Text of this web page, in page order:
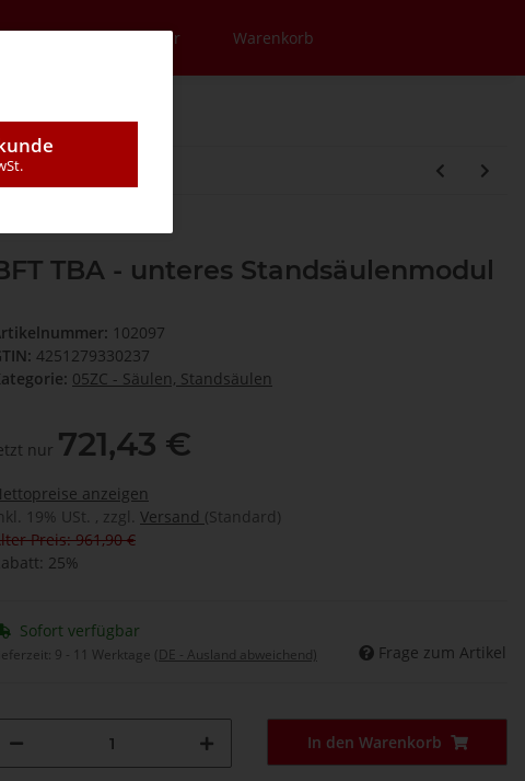
Newsletter Warenkorb
TBA - unteres Standsäulenmodul
102097
4251279330237
05ZC - Säulen, Standsäulen
nur 721,43 €
anzeigen
19% USt. , zzgl. Versand (Standard)
Preis: 961,90 €
25%
Sofort verfügbar
9 - 11 Werktage (DE - Ausland abweichend) Frage zum Artikel
In den Warenkorb